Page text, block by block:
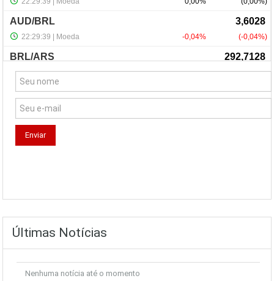
NewsLetter
Últimas Notícias
Nenhuma notícia até o momento